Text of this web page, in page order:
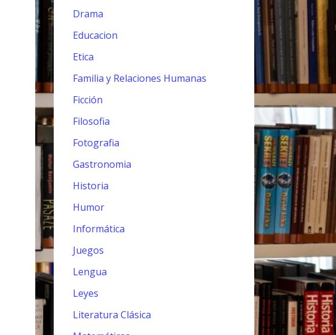
Drama
Educacion
Etica
Familia y Relaciones Humanas
Ficción
Filosofia
Fotografia
Gastronomia
Historia
Humor
Informática
Juegos
Lengua
Leyes
Literatura Clásica